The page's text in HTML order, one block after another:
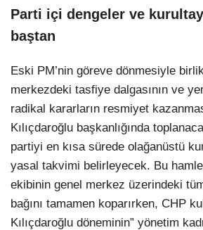
Parti içi dengeler ve
baştan
Eski PM’nin göreve dönmesiyle
merkezdeki tasfiye dalgasının ve
radikal kararların resmiyet
Kılıçdaroğlu başkanlığında
partiyi en kısa sürede olağanüstü
yasal takvimi belirleyecek. Bu
ekibinin genel merkez üzerindeki
bağını tamamen koparırken, CHP
Kılıçdaroğlu döneminin” yönetim